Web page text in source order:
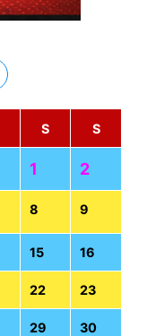
S S
1 2
8 9
15 16
22 23
29 30